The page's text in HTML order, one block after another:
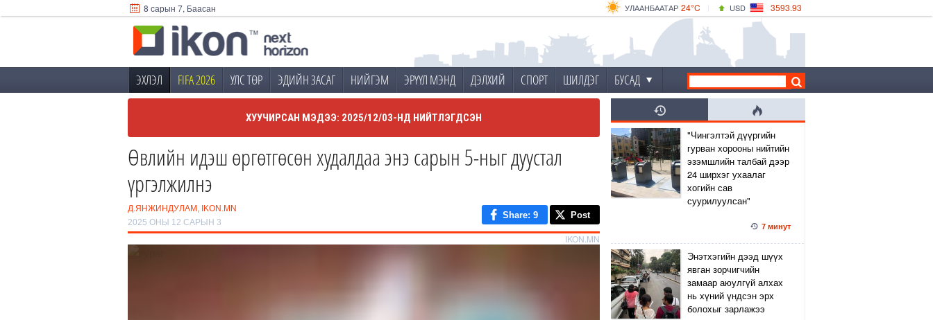
8 сарын 7, Баасан 24°C
УЛААНБААТАР
28°C
ДАРХАН
24°C
ЭРДЭНЭТ
USD 3593.93
4149.01
ЭХЛЭЛ FIFA 2026 УЛС ТӨР ЭДИЙН ЗАСАГ НИЙГЭМ ЭРҮҮЛ МЭНД ДЭЛХИЙ СПОРТ ШИЛДЭГ БУСАД
ХУУЧИРСАН МЭДЭЭ: 2025/12/03-НД НИЙТЛЭГДСЭН
Өвлийн идэш өргөтгөсөн худалдаа энэ сарын 5-ныг дуустал
үргэлжилнэ
Д.ЯНЖИНДУЛАМ, IKON.MN
2025 ОНЫ 12 САРЫН 3
Share: 9 Post
IKON.MN
"Чингэлтэй дүүргийн
гурван хорооны нийтийн
эзэмшлийн талбай дээр
24 ширхэг ухаалаг
хогийн сав
суурилуулсан"
7 минут
Энэтхэгийн дээд шүүх
явган зорчигчийн
замаар аюулгүй алхах
нь хүний үндсэн эрх
болохыг зарлажээ